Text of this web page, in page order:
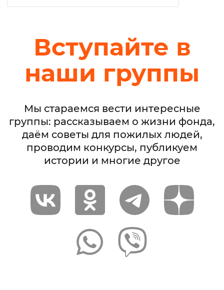
Вступайте в
наши группы
Мы стараемся вести интересные
группы: рассказываем о жизни фонда,
даём советы для пожилых людей,
проводим конкурсы, публикуем
истории и многие другое